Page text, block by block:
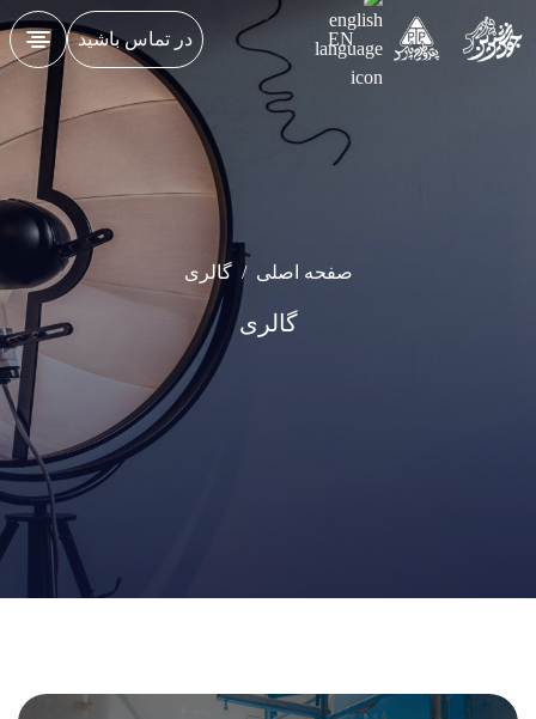
EN در تماس باشید
صفحه اصلی / گالری
گالری